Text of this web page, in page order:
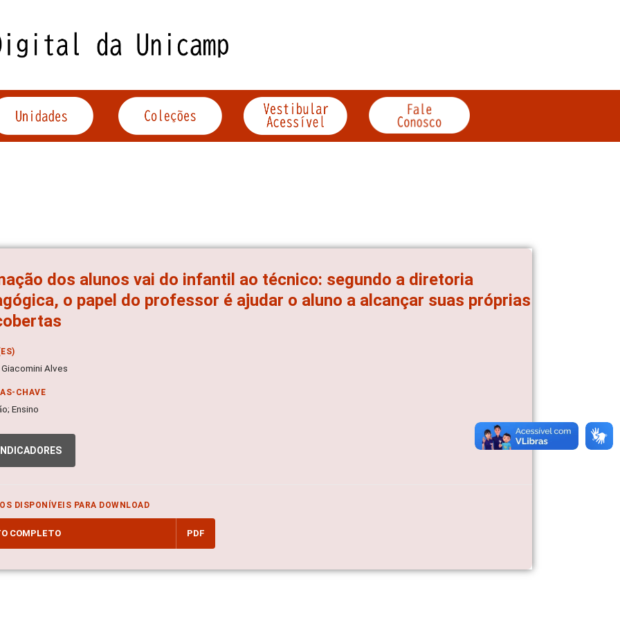
dos alunos vai do infantil ao técnico: segundo a diretoria
o papel do professor é ajudar o aluno a alcançar suas próprias
Alves
CHAVE
Ensino
INDICADORES
DISPONÍVEIS PARA DOWNLOAD
COMPLETO PDF